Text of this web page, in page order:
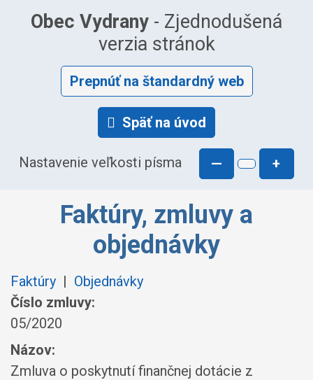
Obec Vydrany - Zjednodušená
verzia stránok
Prepnúť na štandardný web
Späť na úvod
Nastavenie veľkosti písma — +
Faktúry, zmluvy a
objednávky
Faktúry | Objednávky
Číslo zmluvy:
05/2020
Názov:
Zmluva o poskytnutí finančnej dotácie z